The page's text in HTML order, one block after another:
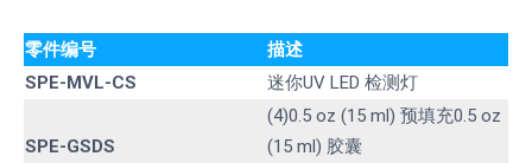
零件编号
描述
SPE-MVL-CS
迷你UV LED 检测灯
SPE-GSDS
(4)0.5 oz (15 ml) 预填充0.5 oz
(15 ml) 胶囊